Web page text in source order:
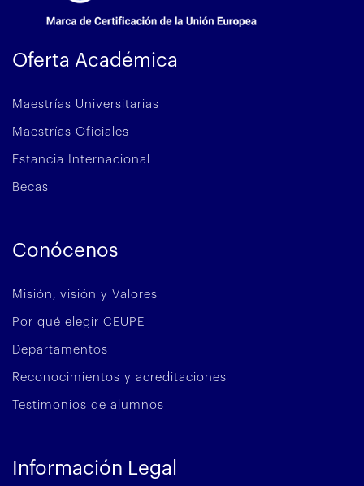
Oferta Académica
Maestrías Universitarias
Maestrías Oficiales
Estancia Internacional
Becas
Conócenos
Misión, visión y Valores
Por qué elegir CEUPE
Departamentos
Reconocimientos y acreditaciones
Testimonios de alumnos
Información Legal